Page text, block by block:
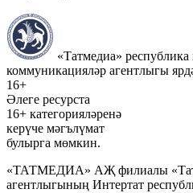
«Татмедиа»
коммуникацияләр агентлыгы
16+
Әлеге ресурста
16+ категорияләренә
керүче мәгълүмат
булырга мөмкин.
«ТАТМЕДИА» АҖ филиалы
агентлыгының Интертат